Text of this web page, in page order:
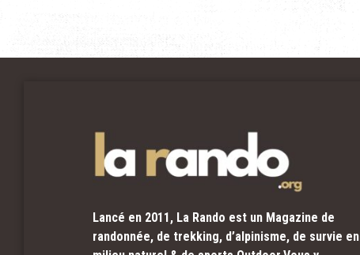
Lancé en 2011, La Rando est un Magazine de
randonnée, de trekking, d’alpinisme, de survie en